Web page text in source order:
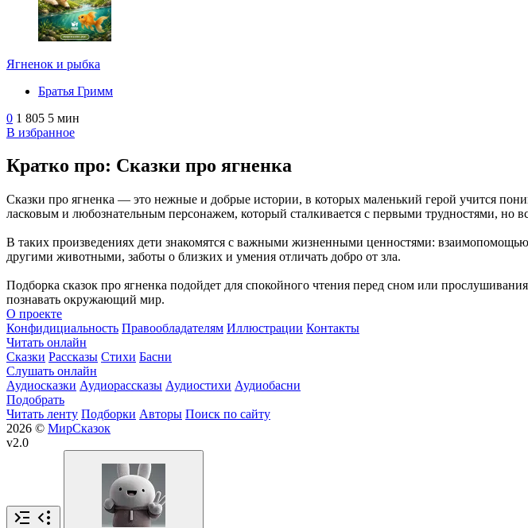
Ягненок и рыбка
Братья Гримм
0 1 805 5 мин
В избранное
Кратко про: Сказки про ягненка
Сказки про ягненка — это нежные и добрые истории, в которых маленький герой учится
ласковым и любознательным персонажем, который сталкивается с первыми трудностями, но
В таких произведениях дети знакомятся с важными жизненными ценностями:
другими животными, заботы о близких и умения отличать добро от зла.
Подборка сказок про ягненка подойдет для спокойного чтения перед сном или
познавать окружающий мир.
О проекте
Конфидициальность Правообладателям Иллюстрации Контакты
Читать онлайн
Сказки Рассказы Стихи Басни
Слушать онлайн
Аудиосказки Аудиорассказы Аудиостихи Аудиобасни
Подобрать
Читать ленту Подборки Авторы Поиск по сайту
2026 © МирСказок
v2.0